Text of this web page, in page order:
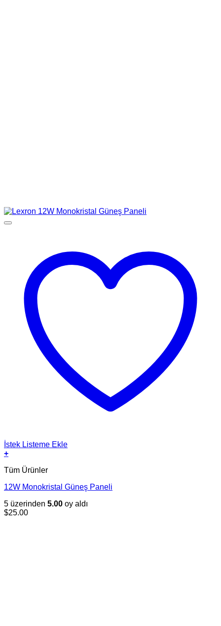
İstek Listeme Ekle
+
Tüm Ürünler
12W Monokristal Güneş Paneli
5 üzerinden 5.00 oy aldı
$25.00